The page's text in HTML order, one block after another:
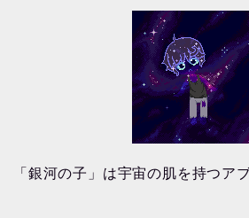
「銀河の子」は宇宙の肌を持つア